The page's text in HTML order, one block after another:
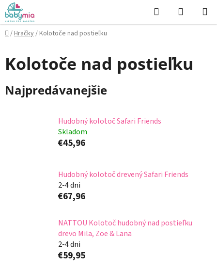
Prejsť
na
obsah
Hľadať
KOŠÍK
Domov
/Hračky/Kolotoče nad postieľku
Kolotoče nad postieľku
Najpredávanejšie
Hudobný kolotoč Safari Friends
Skladom
€45,96
Hudobný kolotoč drevený Safari Friends
2-4 dni
€67,96
NATTOU Kolotoč hudobný nad postieľku
drevo Mila, Zoe & Lana
2-4 dni
€59,95